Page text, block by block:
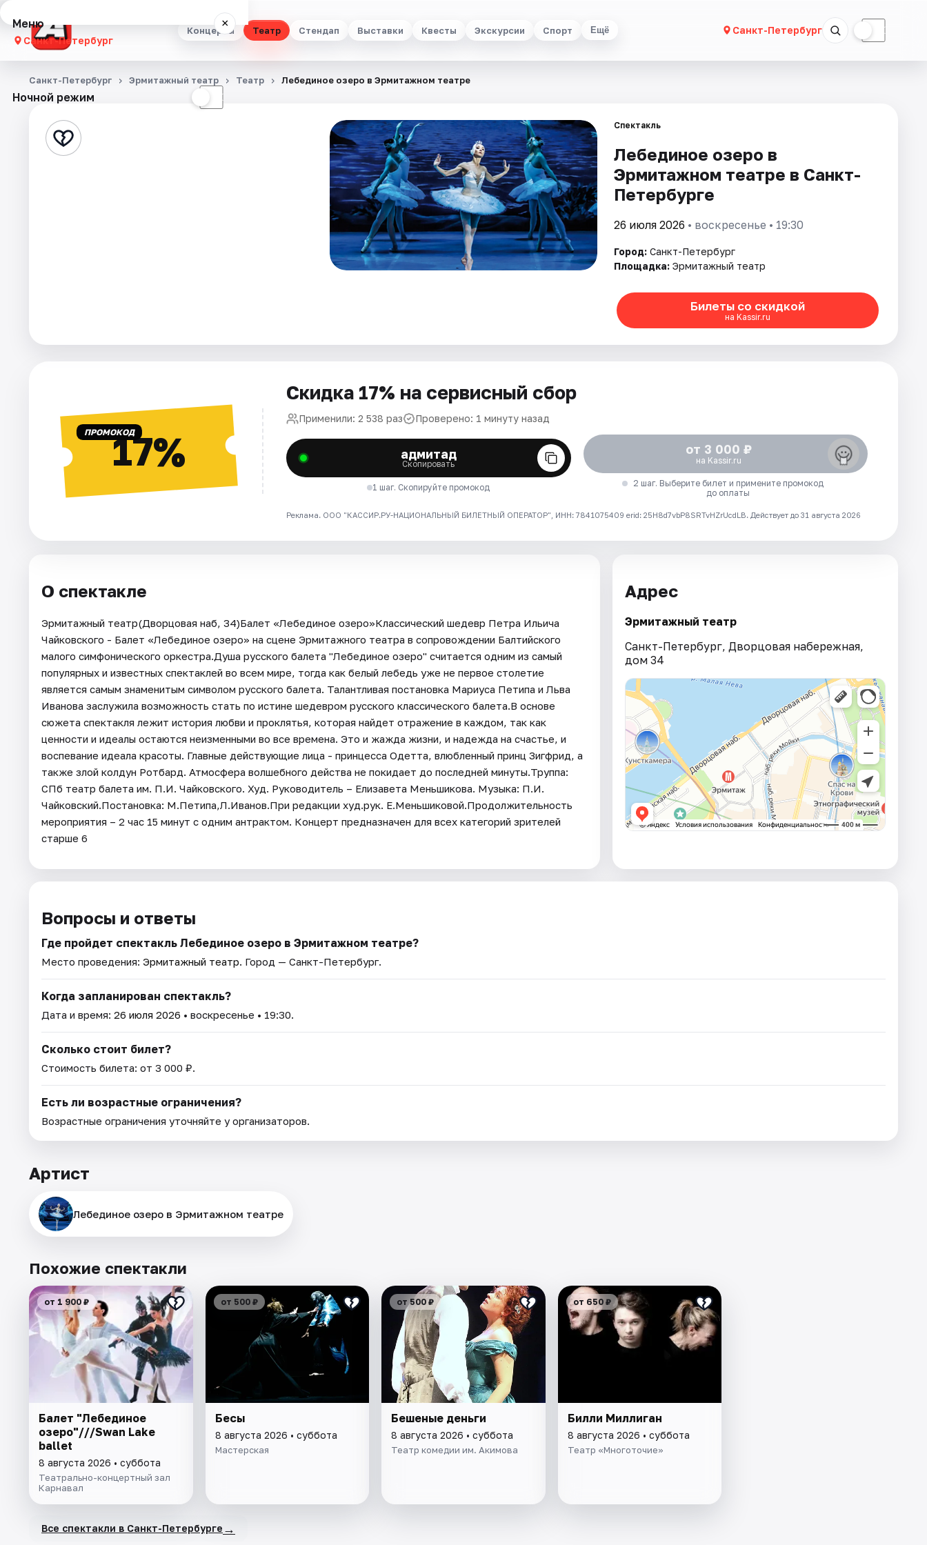
Концерты Театр Стендап Выставки Квесты Экскурсии Спорт Ещё Санкт-Петербург ☾
Меню ×
Санкт-Петербург
Концерты
Стендап
Города
Рейтинги
Ночной режим ☾
Санкт-Петербург Эрмитажный театр Театр Лебединое озеро в Эрмитажном театре
Спектакль
Лебединое озеро в
Эрмитажном театре в Санкт-
Петербурге
26 июля 2026 • воскресенье • 19:30
Город: Санкт-Петербург
Площадка: Эрмитажный театр
Билеты со скидкой
на Kassir.ru
ПРОМОКОД17%
Скидка 17% на сервисный сбор
Применили: 2 538 раз Проверено: 1 минуту назад
адмитад
Скопировать
1 шаг. Скопируйте промокод
от 3 000 ₽
на Kassir.ru
2 шаг. Выберите билет и примените промокод
до оплаты
Реклама. ООО "КАССИР.РУ-НАЦИОНАЛЬНЫЙ БИЛЕТНЫЙ ОПЕРАТОР", ИНН: 7841075409 erid: 25H8d7vbP8SRTvHZrUcdLB. Действует до 31 августа 2026
О спектакле
Эрмитажный театр(Дворцовая наб, 34)Балет «Лебединое озеро»Классический шедевр Петра Ильича
Чайковского - Балет «Лебединое озеро» на сцене Эрмитажного театра в сопровождении Балтийского
малого симфонического оркестра.Душа русского балета "Лебединое озеро" считается одним из самый
популярных и известных спектаклей во всем мире, тогда как белый лебедь уже не первое столетие
является самым знаменитым символом русского балета. Талантливая постановка Мариуса Петипа и Льва
Иванова заслужила возможность стать по истине шедевром русского классического балета.В основе
сюжета спектакля лежит история любви и проклятья, которая найдет отражение в каждом, так как
ценности и идеалы остаются неизменными во все времена. Это и жажда жизни, и надежда на счастье, и
воспевание идеала красоты. Главные действующие лица - принцесса Одетта, влюбленный принц Зигфрид, а
также злой колдун Ротбард. Атмосфера волшебного действа не покидает до последней минуты.Труппа:
СПб театр балета им. П.И. Чайковского. Худ. Руководитель – Елизавета Меньшикова. Музыка: П.И.
Чайковский.Постановка: М.Петипа,Л.Иванов.При редакции худ.рук. Е.Меньшиковой.Продолжительность
мероприятия – 2 час 15 минут с одним антрактом. Концерт предназначен для всех категорий зрителей
старше 6
Адрес
Эрмитажный театр
Санкт-Петербург, Дворцовая набережная,
дом 34
Вопросы и ответы
Где пройдет спектакль Лебединое озеро в Эрмитажном театре?
Место проведения: Эрмитажный театр. Город — Санкт-Петербург.
Когда запланирован спектакль?
Дата и время: 26 июля 2026 • воскресенье • 19:30.
Сколько стоит билет?
Стоимость билета: от 3 000 ₽.
Есть ли возрастные ограничения?
Возрастные ограничения уточняйте у организаторов.
Артист
Лебединое озеро в Эрмитажном театре
Похожие спектакли
от 1 900 ₽
Балет "Лебединое
озеро"///Swan Lake
ballet
8 августа 2026 • суббота
Театрально-концертный зал
Карнавал
от 500 ₽
Бесы
8 августа 2026 • суббота
Мастерская
от 500 ₽
Бешеные деньги
8 августа 2026 • суббота
Театр комедии им. Акимова
от 650 ₽
Билли Миллиган
8 августа 2026 • суббота
Театр «Многоточие»
Все спектакли в Санкт-Петербурге →